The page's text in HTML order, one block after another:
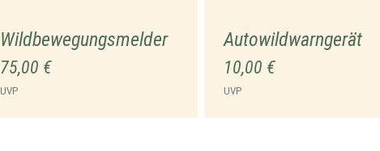
Wildbewegungsmelder
75,00 €
UVP
Autowildwarngerät
10,00 €
UVP